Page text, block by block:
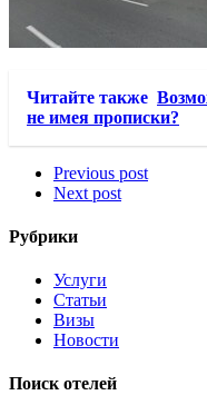
Читайте также
не имея прописки?
Previous post
Next post
Рубрики
Услуги
Статьи
Визы
Новости
Поиск отелей